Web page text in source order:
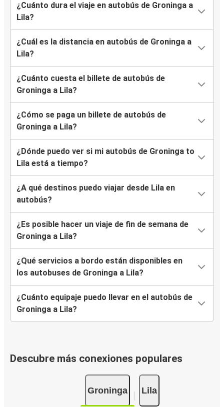
¿Cuánto dura el viaje en autobús de Groninga a
Lila?
¿Cuál es la distancia en autobús de Groninga a
Lila?
¿Cuánto cuesta el billete de autobús de
Groninga a Lila?
¿Cómo se paga un billete de autobús de
Groninga a Lila?
¿Dónde puedo ver si mi autobús de Groninga to
Lila está a tiempo?
¿A qué destinos puedo viajar desde Lila en
autobús?
¿Es posible hacer un viaje de fin de semana de
Groninga a Lila?
¿Qué servicios a bordo están disponibles en
los autobuses de Groninga a Lila?
¿Cuánto equipaje puedo llevar en el autobús de
Groninga a Lila?
Descubre más conexiones populares
Groninga Lila